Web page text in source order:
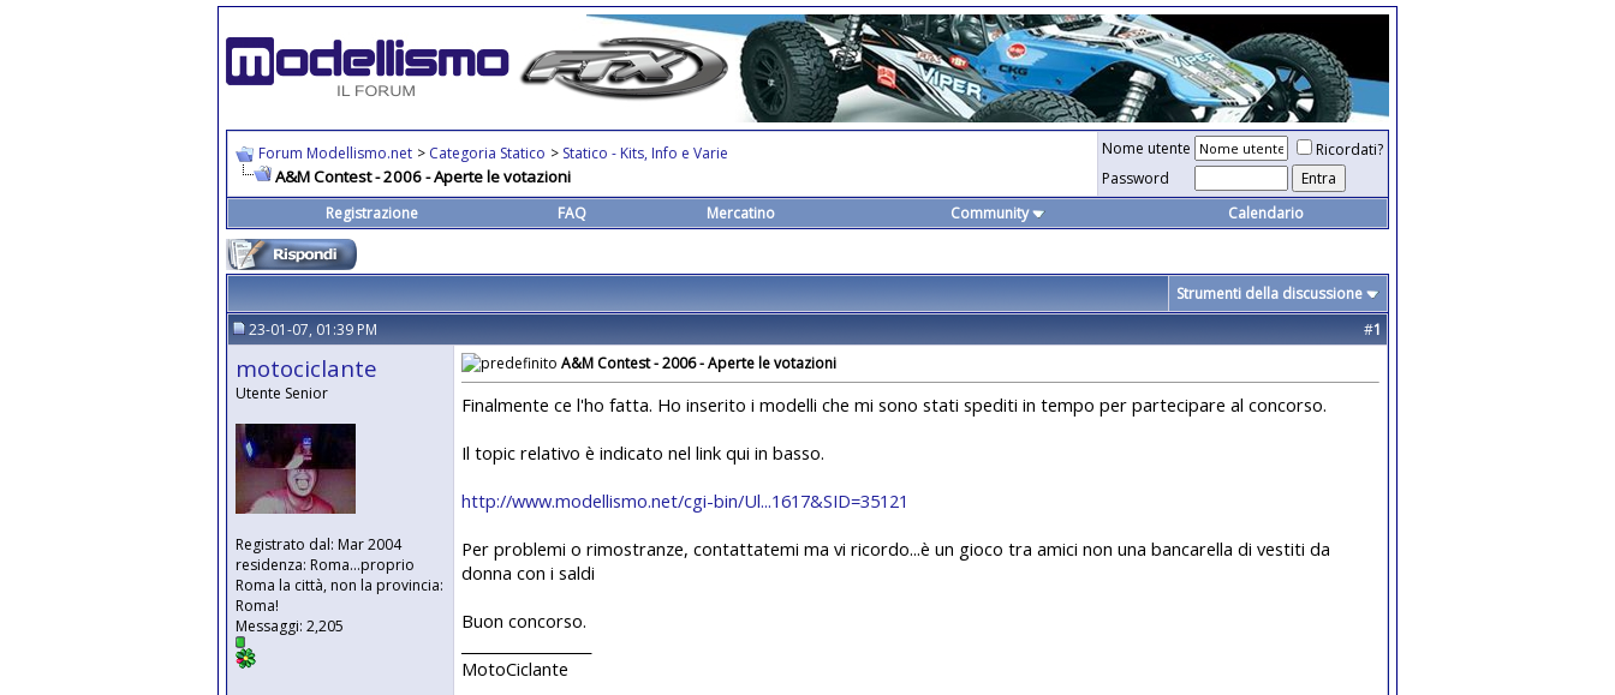
Forum Modellismo.net > Categoria Statico > Statico - Kits, Info e Varie
A&M Contest - 2006 - Aperte le votazioni
Nome utente
Ricordati?
Password
Registrazione
FAQ Mercatino Community Calendario
Strumenti della discussione
23-01-07, 01:39 PM
#1
motociclante
Utente Senior
Registrato dal: Mar 2004
residenza: Roma...proprio
Roma la città, non la provincia:
Roma!
Messaggi: 2,205
A&M Contest - 2006 - Aperte le votazioni
Finalmente ce l'ho fatta. Ho inserito i modelli che mi sono stati spediti in tempo per partecipare al concorso.
Il topic relativo è indicato nel link qui in basso.
http://www.modellismo.net/cgi-bin/Ul...1617&SID=35121
Per problemi o rimostranze, contattatemi ma vi ricordo...è un gioco tra amici non una bancarella di vestiti da
donna con i saldi
Buon concorso.
MotoCiclante